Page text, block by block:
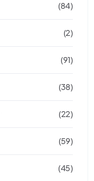
(84)
(2)
(91)
(38)
(22)
(59)
(45)